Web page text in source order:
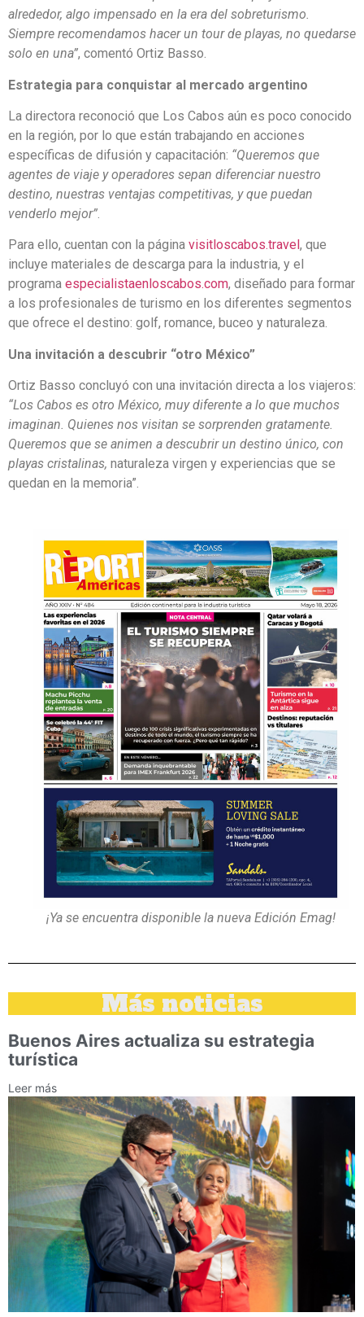
alrededor, algo impensado en la era del sobreturismo.
Siempre recomendamos hacer un tour de playas, no quedarse
solo en una”, comentó Ortiz Basso.
Estrategia para conquistar al mercado argentino
La directora reconoció que Los Cabos aún es poco conocido
en la región, por lo que están trabajando en acciones
específicas de difusión y capacitación: “Queremos que
agentes de viaje y operadores sepan diferenciar nuestro
destino, nuestras ventajas competitivas, y que puedan
venderlo mejor”.
Para ello, cuentan con la página visitloscabos.travel , que
incluye materiales de descarga para la industria, y el
programa especialistaenloscabos.com, diseñado para formar
a los profesionales de turismo en los diferentes segmentos
que ofrece el destino: golf, romance, buceo y naturaleza.
Una invitación a descubrir “otro México”
Ortiz Basso concluyó con una invitación directa a los viajeros:
“Los Cabos es otro México, muy diferente a lo que muchos
imaginan. Quienes nos visitan se sorprenden gratamente.
Queremos que se animen a descubrir un destino único, con
playas cristalinas, naturaleza virgen y experiencias que se
quedan en la memoria”.
¡Ya se encuentra disponible la nueva Edición Emag!
Más noticias
Buenos Aires actualiza su estrategia
turística
Leer más